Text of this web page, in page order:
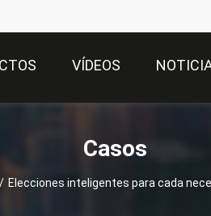
VÍDEOS
Casos
/ Elecciones inteligentes para cada